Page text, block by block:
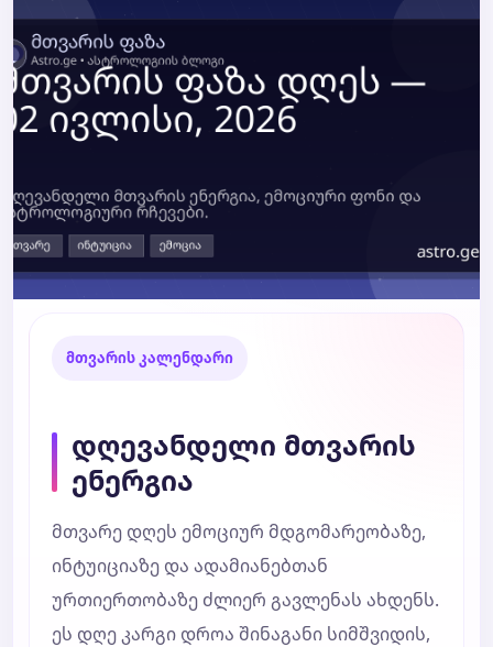
ტარო
მთვარის კალენდარი
დღევანდელი მთვარის
ენერგია
მთვარე დღეს ემოციურ მდგომარეობაზე,
ინტუიციაზე და ადამიანებთან
ურთიერთობაზე ძლიერ გავლენას ახდენს.
ეს დღე კარგი დროა შინაგანი სიმშვიდის,